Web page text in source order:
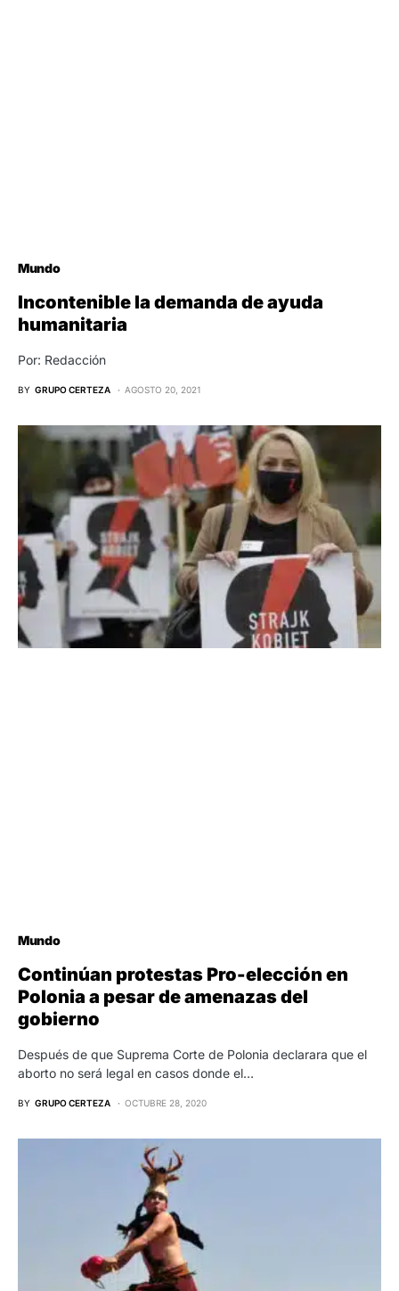
Mundo
Incontenible la demanda de ayuda
humanitaria
Por: Redacción
BY GRUPO CERTEZA AGOSTO 20, 2021
Mundo
Continúan protestas Pro-elección en
Polonia a pesar de amenazas del
gobierno
Después de que Suprema Corte de Polonia declarara que el
aborto no será legal en casos donde el…
BY GRUPO CERTEZA OCTUBRE 28, 2020